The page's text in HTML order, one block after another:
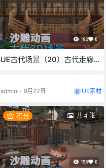
182 0
UE古代场景（20）古代走廊楼
admin · 9月22日 UE素材
共 4 张
积分
158 0